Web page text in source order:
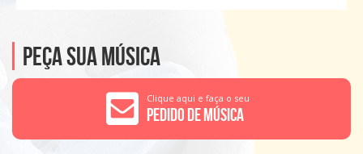
Peça sua música
Clique aqui e faça o seu
Pedido de Música